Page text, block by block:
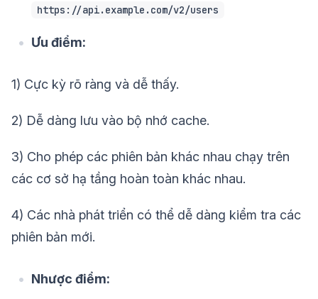
https://api.example.com/v2/users
Ưu điểm:
1) Cực kỳ rõ ràng và dễ thấy.
2) Dễ dàng lưu vào bộ nhớ cache.
3) Cho phép các phiên bản khác nhau chạy trên
các cơ sở hạ tầng hoàn toàn khác nhau.
4) Các nhà phát triển có thể dễ dàng kiểm tra các
phiên bản mới.
Nhược điểm: